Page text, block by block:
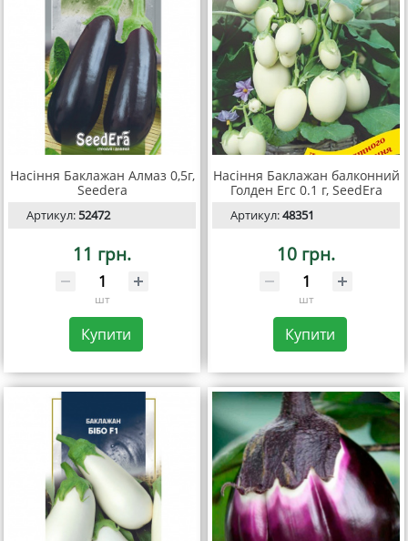
Насіння Баклажан Алмаз 0,5г,
Seedera
Артикул:52472
11 грн.
шт
Купити
Насіння Баклажан балконний
Голден Егс 0.1 г, SeedEra
Артикул:48351
10 грн.
шт
Купити